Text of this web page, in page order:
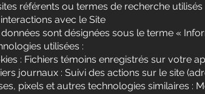
référents ou termes de recherche utilisés
avec le Site
sont désignées sous le terme «
utilisées :
: Fichiers témoins enregistrés sur votre
journaux : Suivi des actions sur le site
pixels et autres technologies similaires :